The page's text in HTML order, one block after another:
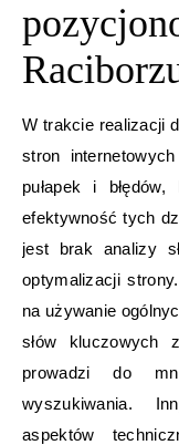
W trakcie realizacji
stron
pułapek i
efektywność tych
jest brak analizy
optymalizacji
na używanie
słów kluczowych
prowadzi do
wyszukiwania.
aspektów